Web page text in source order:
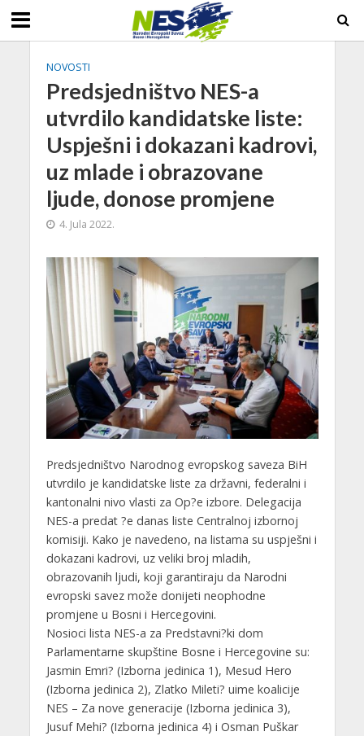
NOVOSTI
Predsjedništvo NES-a
utvrdilo kandidatske liste:
Uspješni i dokazani kadrovi,
uz mlade i obrazovane
ljude, donose promjene
4. Jula 2022.
Predsjedništvo Narodnog evropskog saveza BiH
utvrdilo je kandidatske liste za državni, federalni i
kantonalni nivo vlasti za Op?e izbore. Delegacija
NES-a predat ?e danas liste Centralnoj izbornoj
komisiji. Kako je navedeno, na listama su uspješni i
dokazani kadrovi, uz veliki broj mladih,
obrazovanih ljudi, koji garantiraju da Narodni
evropski savez može donijeti neophodne
promjene u Bosni i Hercegovini.
Nosioci lista NES-a za Predstavni?ki dom
Parlamentarne skupštine Bosne i Hercegovine su:
Jasmin Emri? (Izborna jedinica 1), Mesud Hero
(Izborna jedinica 2), Zlatko Mileti? uime koalicije
NES – Za nove generacije (Izborna jedinica 3),
Jusuf Mehi? (Izborna jedinica 4) i Osman Puškar